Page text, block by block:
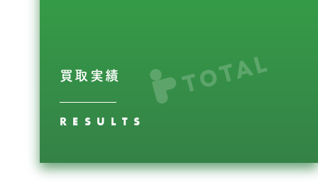
買取実績
RESULTS